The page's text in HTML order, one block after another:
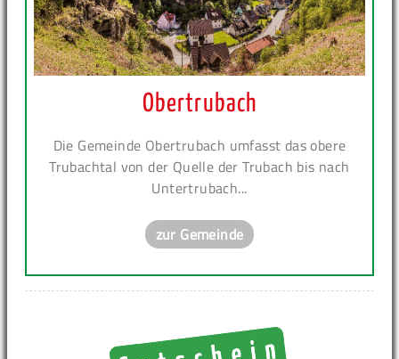
Obertrubach
Die Gemeinde Obertrubach umfasst das obere
Trubachtal von der Quelle der Trubach bis nach
Untertrubach...
zur Gemeinde